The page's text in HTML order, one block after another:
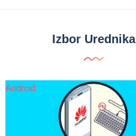
Izbor Urednika
Android